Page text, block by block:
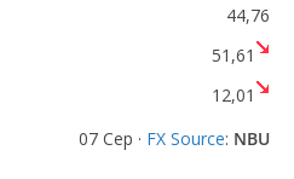
44,76
51,61
12,01
07 Сер · FX Source: NBU